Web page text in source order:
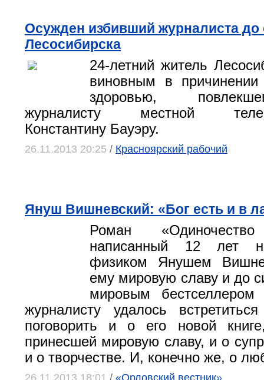
Осужден избивший журналиста до
Лесосибирска
24-летний житель
виновным в причинении
здоровью,
журналисту местной
Константину Бауэру.
26.11.2013 20:25 / Красноярский рабочий
Януш Вишневский: «Бог есть и в
Роман
написанный 12 лет
физиком Янушем
ему мировую славу и до
мировым
журналисту удалось
поговорить и о его новой
принесшей мировую славу, и о
и о творчестве. И, конечно же, о